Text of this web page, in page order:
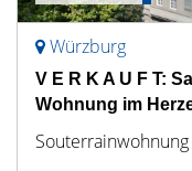
Würzburg
V E R K A U F T:
Wohnung im
Souterrainwohnung